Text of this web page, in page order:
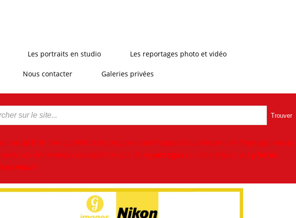
Les portraits en studio Les reportages photo et vidéo
Nous contacter Galeries privées
Trouver
un SAVde 1ere qualité, vous proposer,développer & numériser une large gamme de
vos évènements en extérieur lors de reportages ou encore faire vos photos
domicile